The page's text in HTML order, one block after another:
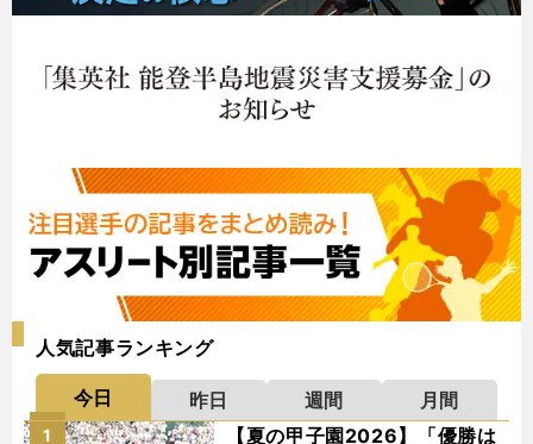
人気記事ランキング
今日 昨日 週間
月間
【夏の甲子園2026】「優勝は
1